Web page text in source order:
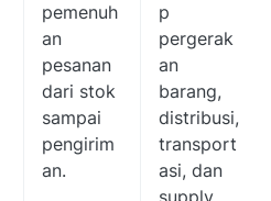
pemenuh
an
pesanan
dari stok
sampai
pengirim
an.
p
pergerak
an
barang,
distribusi,
transport
asi, dan